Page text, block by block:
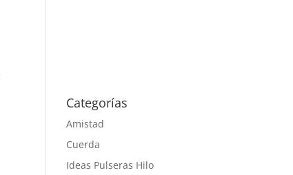
Categorías
Amistad
Cuerda
Ideas Pulseras Hilo